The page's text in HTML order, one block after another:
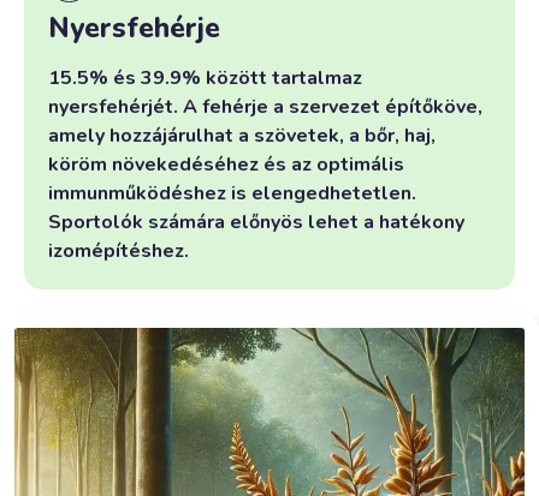
Nyersfehérje
15.5% és 39.9% között tartalmaz
nyersfehérjét. A fehérje a szervezet építőköve,
amely hozzájárulhat a szövetek, a bőr, haj,
köröm növekedéséhez és az optimális
immunműködéshez is elengedhetetlen.
Sportolók számára előnyös lehet a hatékony
izomépítéshez.